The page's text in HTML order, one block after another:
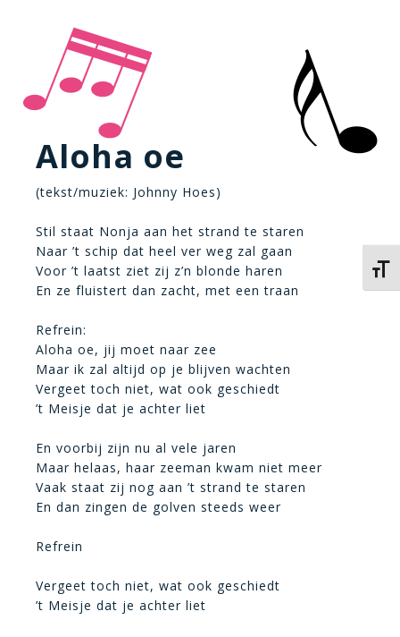
Aloha oe
(tekst/muziek: Johnny Hoes)
Stil staat Nonja aan het strand te staren
Naar ’t schip dat heel ver weg zal gaan
Voor ’t laatst ziet zij z’n blonde haren
En ze fluistert dan zacht, met een traan
Refrein:
Aloha oe, jij moet naar zee
Maar ik zal altijd op je blijven wachten
Vergeet toch niet, wat ook geschiedt
’t Meisje dat je achter liet
En voorbij zijn nu al vele jaren
Maar helaas, haar zeeman kwam niet meer
Vaak staat zij nog aan ’t strand te staren
En dan zingen de golven steeds weer
Refrein
Vergeet toch niet, wat ook geschiedt
’t Meisje dat je achter liet